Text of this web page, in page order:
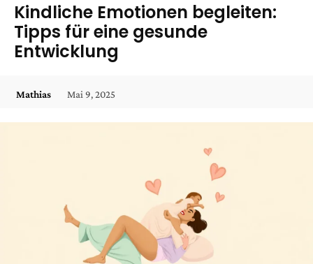
Kindliche Emotionen begleiten:
Tipps für eine gesunde
Entwicklung
Mathias Mai 9, 2025